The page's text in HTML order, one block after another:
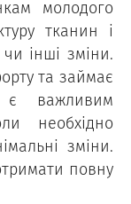
молодого
тканин і
інші зміни.
та займає
є важливим
необхідно
зміни.
повну